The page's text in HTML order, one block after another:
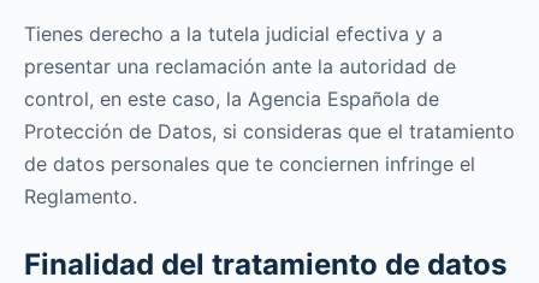
Tienes derecho a la tutela judicial efectiva y a
presentar una reclamación ante la autoridad de
control, en este caso, la Agencia Española de
Protección de Datos, si consideras que el tratamiento
de datos personales que te conciernen infringe el
Reglamento.
Finalidad del tratamiento de datos